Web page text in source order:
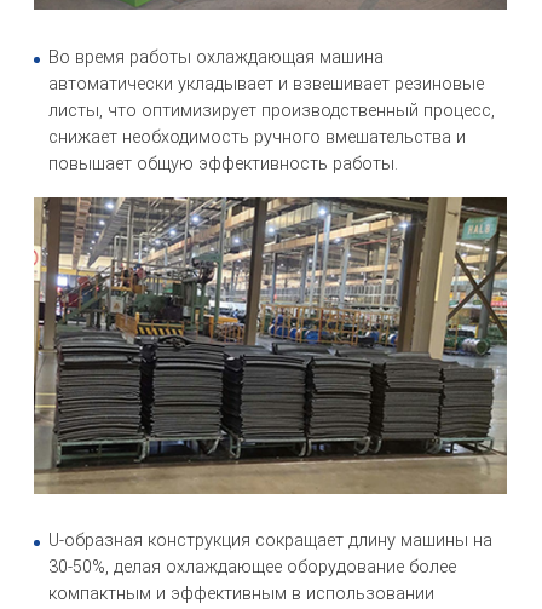
Во время работы охлаждающая машина
автоматически укладывает и взвешивает резиновые
листы, что оптимизирует производственный процесс,
снижает необходимость ручного вмешательства и
повышает общую эффективность работы.
U-образная конструкция сокращает длину машины на
30-50%, делая охлаждающее оборудование более
компактным и эффективным в использовании